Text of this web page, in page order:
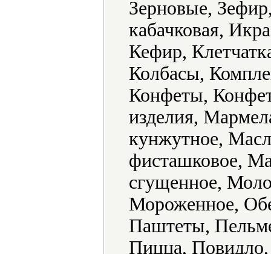
Зерновые,
кабачковая,
Кефир,
Колбасы,
Конфеты,
изделия,
кунжутное,
фисташковое,
сгущенное,
Мороженное,
Паштеты,
Пицца,